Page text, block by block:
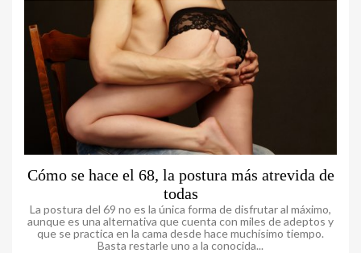
Cómo se hace el 68, la postura más atrevida de
todas
La postura del 69 no es la única forma de disfrutar al máximo,
aunque es una alternativa que cuenta con miles de adeptos y
que se practica en la cama desde hace muchísimo tiempo.
Basta restarle uno a la conocida...